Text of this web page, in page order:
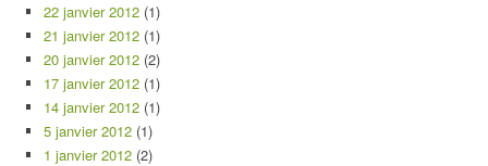
22 janvier 2012 (1)
21 janvier 2012 (1)
20 janvier 2012 (2)
17 janvier 2012 (1)
14 janvier 2012 (1)
5 janvier 2012 (1)
1 janvier 2012 (2)